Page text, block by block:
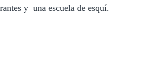
y  una escuela de esquí.